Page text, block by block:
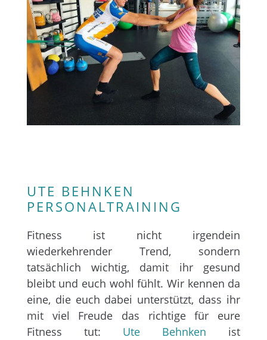
UTE BEHNKEN
PERSONALTRAINING
Fitness ist nicht irgendein
wiederkehrender Trend, sondern
tatsächlich wichtig, damit ihr gesund
bleibt und euch wohl fühlt. Wir kennen da
eine, die euch dabei unterstützt, dass ihr
mit viel Freude das richtige für eure
Fitness tut: Ute Behnken ist